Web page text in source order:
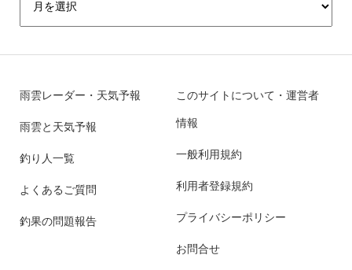
雨雲レーダー・天気予報
雨雲と天気予報
釣り人一覧
よくあるご質問
釣果の問題報告
このサイトについて・運営者
情報
一般利用規約
利用者登録規約
プライバシーポリシー
お問合せ